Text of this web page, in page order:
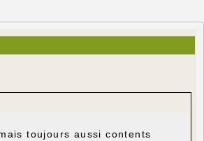
toujours aussi contents